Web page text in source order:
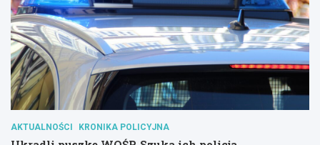
AKTUALNOŚCI KRONIKA POLICYJNA